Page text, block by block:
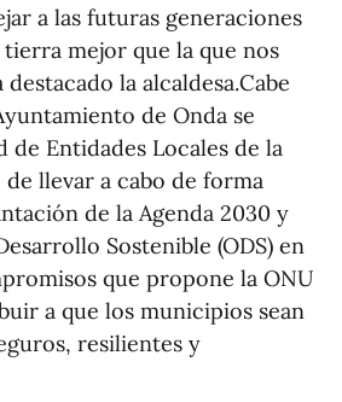
a las futuras generaciones
mejor que la que nos
la alcaldesa.Cabe
de Onda se
de Entidades Locales de la
llevar a cabo de forma
de la Agenda 2030 y
Sostenible (ODS) en
que propone la ONU
a que los municipios sean
resilientes y